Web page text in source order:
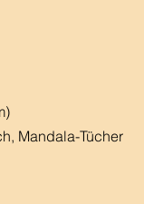
Mandala-Tücher